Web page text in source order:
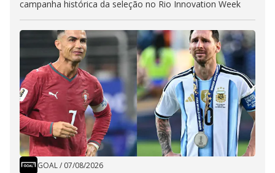
campanha histórica da seleção no Rio Innovation Week
GOAL/ 07/08/2026